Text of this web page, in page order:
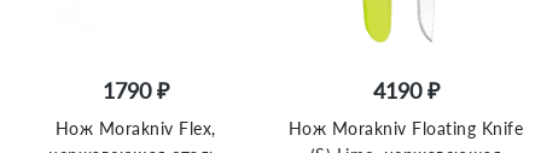
1790 ₽
Нож Morakniv Flex,
4190 ₽
Нож Morakniv Floating Knife